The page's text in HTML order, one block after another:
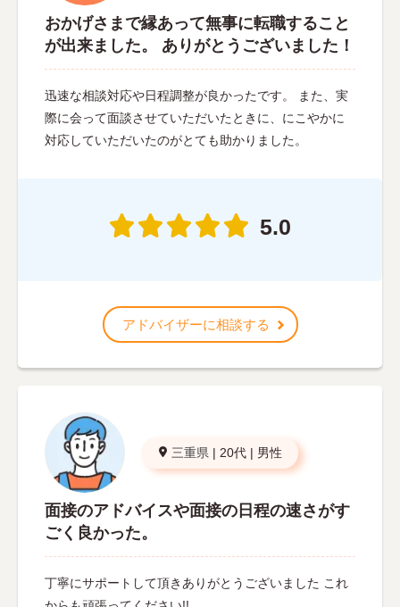
おかげさまで縁あって無事に転職すること
が出来ました。 ありがとうございました！
迅速な相談対応や日程調整が良かったです。 また、実
際に会って面談させていただいたときに、にこやかに
対応していただいたのがとても助かりました。
5.0
アドバイザーに相談する
三重県 | 20代 | 男性
面接のアドバイスや面接の日程の速さがす
ごく良かった。
丁寧にサポートして頂きありがとうございました これ